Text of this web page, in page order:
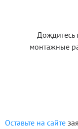
Дождитесь
монтажные
Оставьте на сайте